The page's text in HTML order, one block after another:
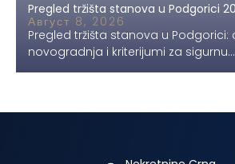
Pregled tržišta stanova u Podgorici
Август 8, 2026
Pregled tržišta stanova u Podgorici:
novogradnja i kriterijumi za sigurnu...